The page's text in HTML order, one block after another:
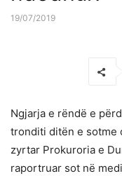
19/07/2019
Ngjarja e rëndë e
tronditi ditën e sotme
zyrtar Prokuroria e
raportruar sot në